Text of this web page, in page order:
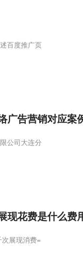
百度推广页
广告营销对应案
公司大连分
现花费是什么费
展现消费=